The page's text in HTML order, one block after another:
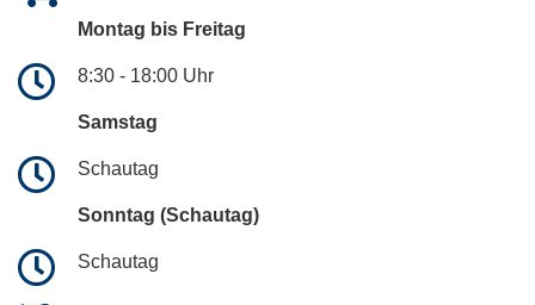
Montag bis Freitag
8:30 - 18:00 Uhr
Samstag
Schautag
Sonntag (Schautag)
Schautag